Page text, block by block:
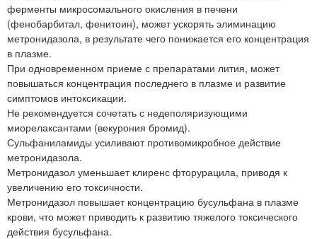
ферменты микросомального окисления в печени
(фенобарбитал, фенитоин), может ускорять элиминацию
метронидазола, в результате чего понижается его концентрация
в плазме.
При одновременном приеме с препаратами лития, может
повышаться концентрация последнего в плазме и развитие
симптомов интоксикации.
Не рекомендуется сочетать с недеполяризующими
миорелаксантами (векурония бромид).
Сульфаниламиды усиливают противомикробное действие
метронидазола.
Метронидазол уменьшает клиренс фторурацила, приводя к
увеличению его токсичности.
Метронидазол повышает концентрацию бусульфана в плазме
крови, что может приводить к развитию тяжелого токсического
действия бусульфана.